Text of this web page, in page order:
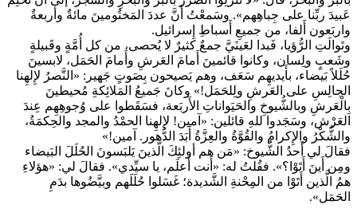
عَبيدَ ربِّنا على جِباهِهم». وسَمعْتُ أَنَّ عددَ المَختُومينَ مائةٌ وأربعةٌ
واربَعون أَلفا، من جميعِ أَسباطِ إِسرائيل.
وتَوالَتِ الرُّؤيا، فَبدا لعَينَيَّ جمعٌ كثيرٌ لا يُحصى، من كل أُمَّةٍ وقَبيلةٍ
وشَعبٍ ولِسان، وكانوا قائمينَ أَمامَ العَرشِ وأَمامَ الحَمَل، لابسينَ
حُلَلاً بَيضاء، بأَيديهِم سَعَف، وهم يَصيحون بِصَوتٍ جَهير: «النَّصرُ لإِلهِنا
الجالِسِ على العَرشِ ولِلحَمَل!» وكانَ جَميعُ المَلائِكةِ مُحيطينَ
بِالْعَرشِ وبالشُّيوخِ والحَيَواناتِ الأَربَعة، فسَقَطوا على وُجوهِهِم عِندَ
العَرْش، وسَجَدوا للهِ قائلين: «آمين! لإِلهِنا الحمْدُ والمجد والحِكمَةُ،
والشُّكْرُ والإِكرامُ والقُوَّةُ والعِزَّةُ أَبَدَ الدُّهور. آمين!»
فقالَ لي أَحدُ الشُّيوخ: «مَن هم أولئِكَ الَّذينَ يَلبَسونَ الحُلَلَ البَيضاء
ومِن أَينَ أَتَوْا؟». فقُلتُ له: «أَنت أَعلَم، يا سيِّدي». فقالَ لي: «هؤلاءِ
همُ الَّذين أَتَوْا من المِحْنةِ الشَّديدة؛ غَسَلوا حُلَلَهم وبيَّضُوها بدَمِ
الحَمَل».